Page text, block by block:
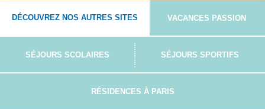
DÉCOUVREZ NOS AUTRES SITES VACANCES PASSION
SÉJOURS SCOLAIRES SÉJOURS SPORTIFS
RÉSIDENCES À PARIS